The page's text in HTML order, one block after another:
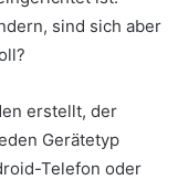
sind sich aber
erstellt, der
Gerätetyp
Telefon oder